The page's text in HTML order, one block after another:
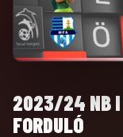
2023/24 NB I
FORDULÓ